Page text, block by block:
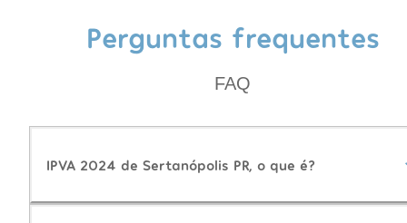
Perguntas frequentes
FAQ
IPVA 2024 de Sertanópolis PR, o que é?